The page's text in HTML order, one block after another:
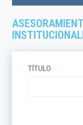
TÍTULO